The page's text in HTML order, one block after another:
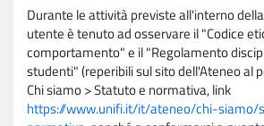
Durante le attività previste all'interno
utente è tenuto ad osservare il "Codice
comportamento" e il "Regolamento
studenti" (reperibili sul sito dell'Ateneo al
Chi siamo > Statuto e normativa, link
https://www.unifi.it/it/ateneo/chi-